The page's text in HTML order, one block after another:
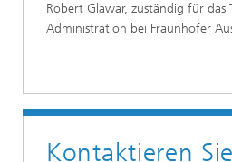
Robert Glawar, zuständig für das
Administration bei Fraunhofer
Kontaktieren